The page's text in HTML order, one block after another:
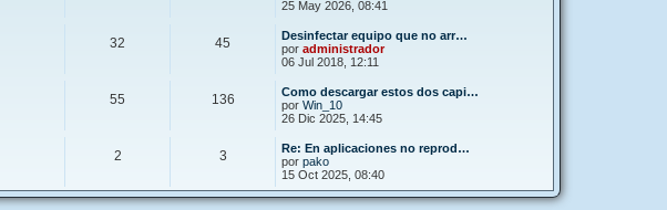
25 May 2026, 08:41
32 45
Desinfectar equipo que no arr…
por administrador
06 Jul 2018, 12:11
55 136
Como descargar estos dos capi…
por Win_10
26 Dic 2025, 14:45
2 3
Re: En aplicaciones no reprod…
por pako
15 Oct 2025, 08:40